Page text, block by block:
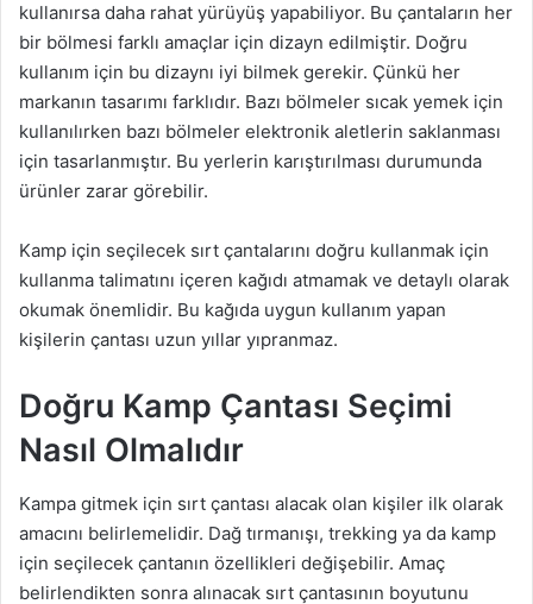
kullanırsa daha rahat yürüyüş yapabiliyor. Bu çantaların her
bir bölmesi farklı amaçlar için dizayn edilmiştir. Doğru
kullanım için bu dizaynı iyi bilmek gerekir. Çünkü her
markanın tasarımı farklıdır. Bazı bölmeler sıcak yemek için
kullanılırken bazı bölmeler elektronik aletlerin saklanması
için tasarlanmıştır. Bu yerlerin karıştırılması durumunda
ürünler zarar görebilir.
Kamp için seçilecek sırt çantalarını doğru kullanmak için
kullanma talimatını içeren kağıdı atmamak ve detaylı olarak
okumak önemlidir. Bu kağıda uygun kullanım yapan
kişilerin çantası uzun yıllar yıpranmaz.
Doğru Kamp Çantası Seçimi
Nasıl Olmalıdır
Kampa gitmek için sırt çantası alacak olan kişiler ilk olarak
amacını belirlemelidir. Dağ tırmanışı, trekking ya da kamp
için seçilecek çantanın özellikleri değişebilir. Amaç
belirlendikten sonra alınacak sırt çantasının boyutunu